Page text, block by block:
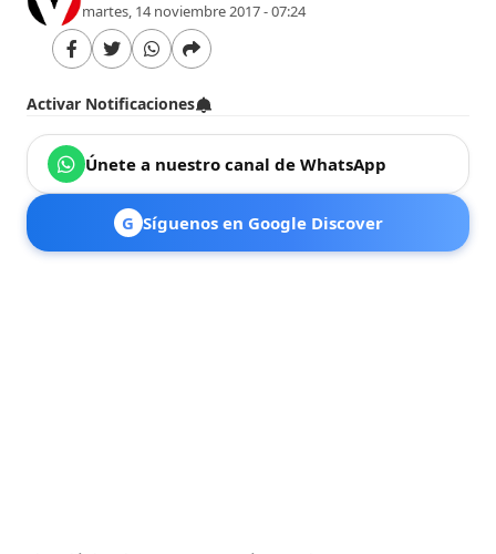
martes, 14 noviembre 2017 - 07:24
Activar Notificaciones
Únete a nuestro canal de WhatsApp
G Síguenos en Google Discover